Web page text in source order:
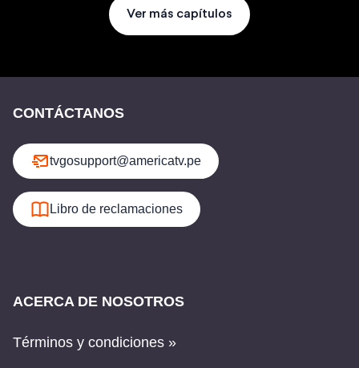
Ver más capítulos
CONTÁCTANOS
tvgosupport@americatv.pe
Libro de reclamaciones
ACERCA DE NOSOTROS
Términos y condiciones »